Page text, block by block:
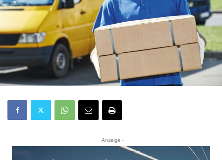
- Anzeige -